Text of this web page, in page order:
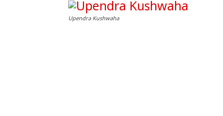
Upendra Kushwaha